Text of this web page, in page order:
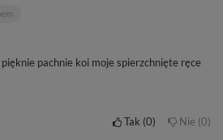
pachnie koi moje spierzchnięte ręce
Tak 0 Nie 0